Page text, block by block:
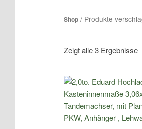
Shop/ Produkte
Zeigt alle 3 Ergebnisse